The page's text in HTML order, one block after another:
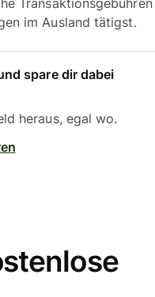
Transaktionsgebühren
im Ausland tätigst.
spare dir dabei
heraus, egal wo.